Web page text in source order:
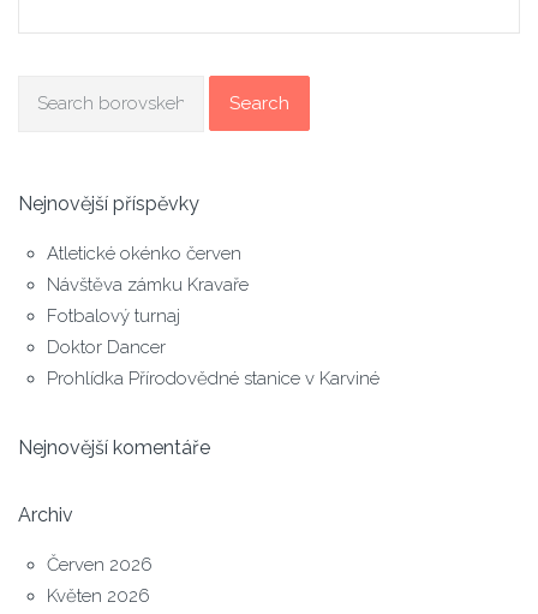
Search
Nejnovější příspěvky
Atletické okénko červen
Návštěva zámku Kravaře
Fotbalový turnaj
Doktor Dancer
Prohlídka Přírodovědné stanice v Karviné
Nejnovější komentáře
Archiv
Červen 2026
Květen 2026